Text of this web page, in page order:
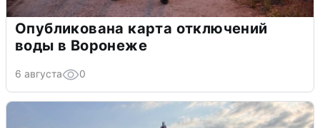
Опубликована карта отключений
воды в Воронеже
6 августа 0